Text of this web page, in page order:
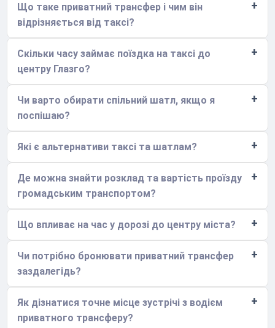
Що таке приватний трансфер і чим він
відрізняється від таксі?
Скільки часу займає поїздка на таксі до
центру Глазго?
Чи варто обирати спільний шатл, якщо я
поспішаю?
Які є альтернативи таксі та шатлам?
Де можна знайти розклад та вартість проїзду
громадським транспортом?
Що впливає на час у дорозі до центру міста?
Чи потрібно бронювати приватний трансфер
заздалегідь?
Як дізнатися точне місце зустрічі з водієм
приватного трансферу?